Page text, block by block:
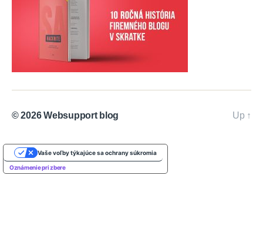
© 2026Websupport blog Up ↑
Oznámenie pri zbere
Vaše voľby týkajúce sa ochrany súkromia